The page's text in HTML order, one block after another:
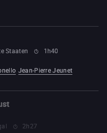
Staaten 1h40
Jean-Pierre Jeunet
2h27